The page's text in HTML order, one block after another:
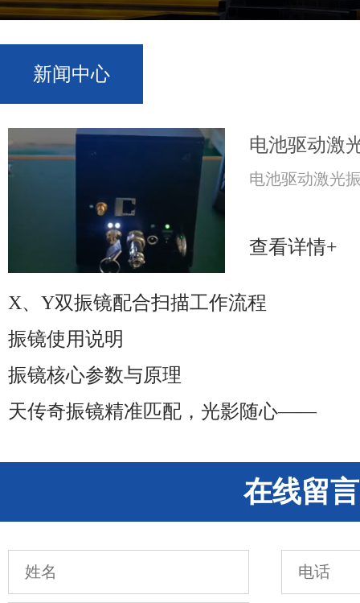
新闻中心
电池驱动激
电池驱动激光
查看详情+
X、Y双振镜配合扫描工作流程
振镜使用说明
振镜核心参数与原理
天传奇振镜精准匹配，光影随心——
在线留言